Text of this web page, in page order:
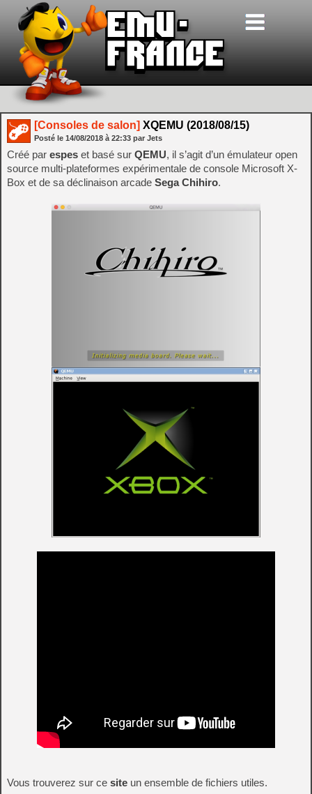
[Consoles de salon] XQEMU (2018/08/15)
Posté le 14/08/2018 à 22:33 par Jets
Créé par espes et basé sur QEMU, il s’agit d’un émulateur open
source multi-plateformes expérimentale de console Microsoft X-
Box et de sa déclinaison arcade Sega Chihiro.
Vous trouverez sur ce site un ensemble de fichiers utiles.